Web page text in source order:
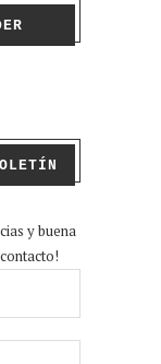
y buena